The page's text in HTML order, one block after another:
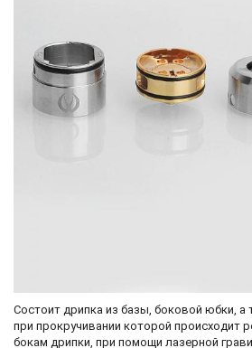
Состоит дрипка из базы, боковой юбки,
при прокручивании которой происходит
бокам дрипки, при помощи лазерной